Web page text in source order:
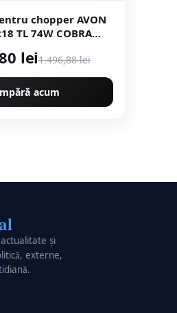
chopper AVON
TL 74W COBRA
lei1.496,88 lei
acum
și
externe,